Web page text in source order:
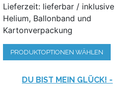
Lieferzeit: lieferbar / inklusive
Helium, Ballonband und
Kartonverpackung
PRODUKTOPTIONEN WÄHLEN
DU BIST MEIN GLÜCK! -